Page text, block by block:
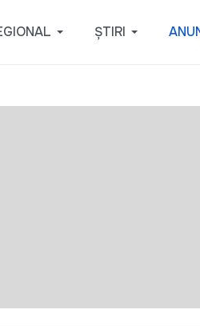
ȘTIRI